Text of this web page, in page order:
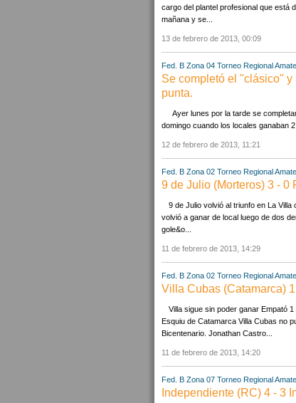
cargo del plantel profesional que está
mañana y se...
13 de febrero de 2013, 00:09
Fed. B Zona 04 Torneo Regional
Se completó el "clásico"
punta.
Ayer lunes por la tarde se
domingo cuando los locales ganaban
12 de febrero de 2013, 11:21
Fed. B Zona 02 Torneo Regional
9 de Julio (Morteros) 3 - 0
9 de Julio volvió al triunfo en La
volvió a ganar de local luego de dos
gole&o...
11 de febrero de 2013, 14:29
Fed. B Zona 02 Torneo Regional
Villa Cubas (Catamarca)
Villa sigue sin poder ganar Empató
Esquiu de Catamarca Villa Cubas no
Bicentenario. Jonathan Castro...
11 de febrero de 2013, 14:20
Fed. B Zona 07 Torneo Regional
Independiente (RC) 4 - 3